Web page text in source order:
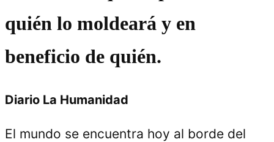
quién lo moldeará y en
beneficio de quién.
Diario La Humanidad
El mundo se encuentra hoy al borde del